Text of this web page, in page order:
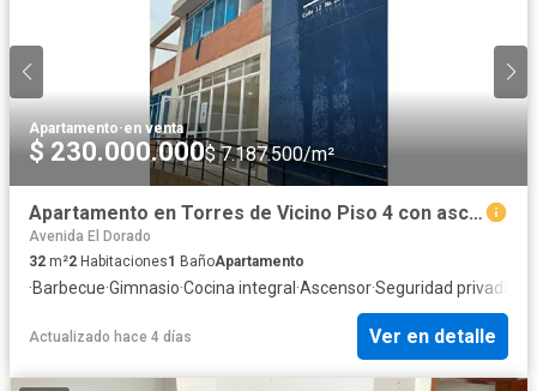
Apartamento·en venta
$ 230.000.000$ 7.187.500/m²
Apartamento en Torres de Vicino Piso 4 con ascensor
Avenida El Dorado
32 m²2 Habitaciones1 BañoApartamento
·Barbecue·Gimnasio·Cocina integral ·Ascensor·Seguridad privada
Actualizado hace 4 días Ver en detalle